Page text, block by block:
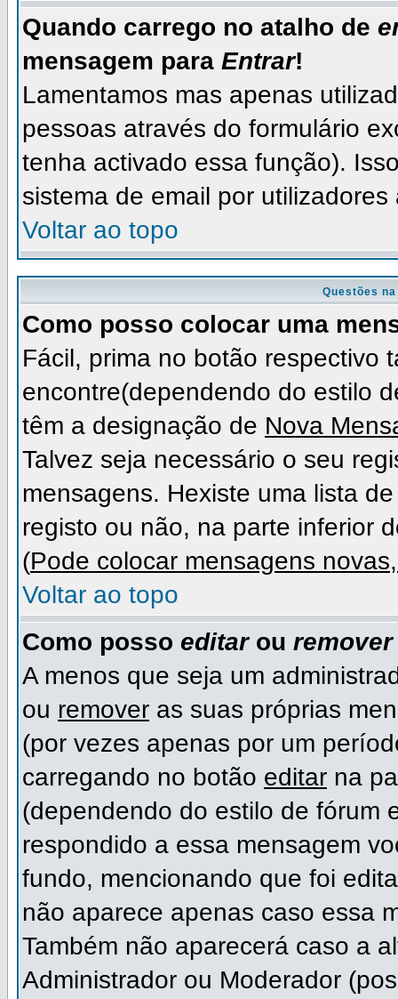
Quando carrego no atalho de
mensagem para Entrar!
Lamentamos mas apenas
pessoas através do formulário
tenha activado essa função).
sistema de email por utilizadores
Voltar ao topo
Questões
Como posso colocar uma
Fácil, prima no botão respectivo
encontre(dependendo do estilo
têm a designação de Nova
Talvez seja necessário o seu
mensagens. Hexiste uma lista
registo ou não, na parte inferior
(Pode colocar mensagens
Voltar ao topo
Como posso editarou remover
A menos que seja um
ou remover as suas próprias
(por vezes apenas por um
carregando no botão editar na
(dependendo do estilo de fórum
respondido a essa mensagem
fundo, mencionando que foi
não aparece apenas caso essa
Também não aparecerá caso a
Administrador ou Moderador